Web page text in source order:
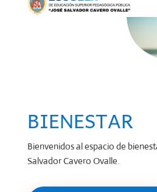
BIENESTAR
Bienvenidos al espacio de
Salvador Cavero Ovalle.